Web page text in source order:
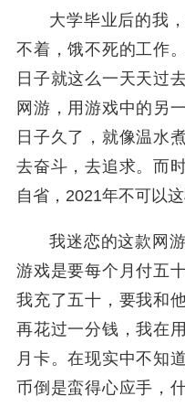
大学毕业后的我
不着，饿不死的工作
日子就这么一天天过
网游，用游戏中的另
日子久了，就像温水
去奋斗，去追求。而
自省，2021年不可以这
我迷恋的这款网
游戏是要每个月付五
我充了五十，要我和
再花过一分钱，我在
月卡。在现实中不知
币倒是蛮得心应手，